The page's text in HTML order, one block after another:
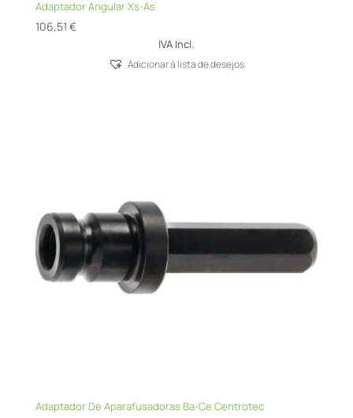
Adaptador Angular Xs-As
106,51 €
IVA Incl.
Adicionar á lista de desejos
Adaptador De Aparafusadoras Ba-Ce Centrotec